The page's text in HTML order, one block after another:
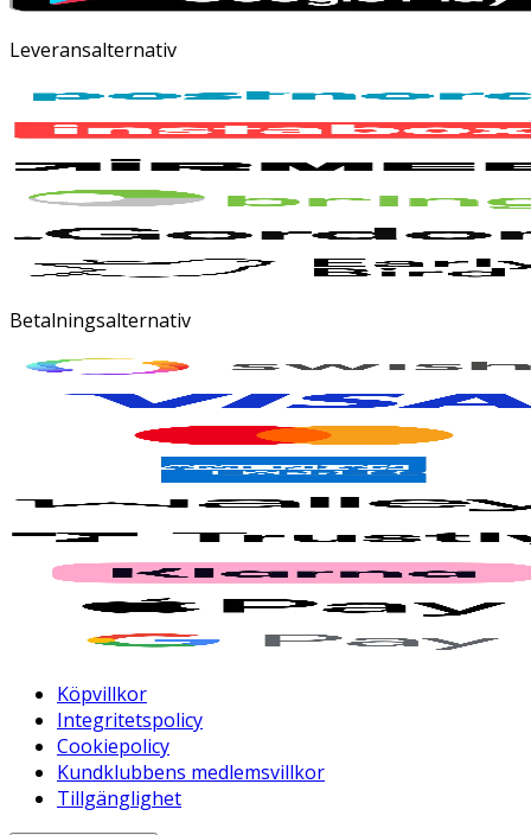
Leveransalternativ
Betalningsalternativ
Köpvillkor
Integritetspolicy
Cookiepolicy
Kundklubbens medlemsvillkor
Tillgänglighet